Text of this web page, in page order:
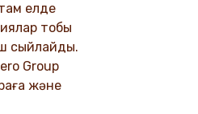
MORE
елде
тобы
сыйлайды.
Group
және